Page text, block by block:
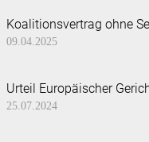
Koalitionsvertrag ohne
09.04.2025
Urteil Europäischer
25.07.2024